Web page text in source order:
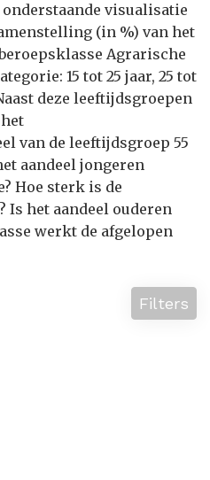
visualisatie
(in %) van het
Agrarische
15 tot 25 jaar, 25 tot
deze leeftijdsgroepen
van de leeftijdsgroep 55
aandeel jongeren
Hoe sterk is de
Is het aandeel ouderen
werkt de afgelopen
Filters